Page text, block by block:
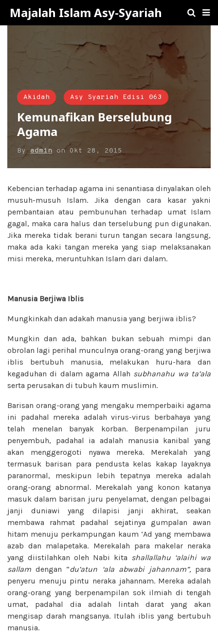
Majalah Islam Asy-Syariah
Akidah Asy Syariah Edisi 063
Kemunafikan Berselubung
Agama
By admin on Okt 28, 2015
Kebencian terhadap agama ini senantiasa dinyalakan oleh
musuh-musuh Islam. Jika dengan cara kasar yakni
pembantaian atau pembunuhan terhadap umat Islam
gagal, maka cara halus dan terselubung pun digunakan.
Jika mereka tidak berani turun tangan secara langsung,
maka ada kaki tangan mereka yang siap melaksanakan
misi mereka, meruntuhkan Islam dari dalam.
Manusia Berjiwa Iblis
Mungkinkah dan adakah manusia yang berjiwa iblis?
Mungkin dan ada, bahkan bukan sebuah mimpi dan
obrolan lagi perihal munculnya orang-orang yang berjiwa
iblis bertubuh manusia, melakukan huru-hara dan
kegaduhan di dalam agama Allah subhanahu wa ta’ala
serta perusakan di tubuh kaum muslimin.
Barisan orang-orang yang mengaku memperbaiki agama
ini padahal mereka adalah virus-virus berbahaya yang
telah menelan banyak korban. Berpenampilan juru
penyembuh, padahal ia adalah manusia kanibal yang
akan menggerogoti nyawa mereka. Merekalah yang
termasuk barisan para pendusta kelas kakap layaknya
paranormal, meskipun lebih tepatnya mereka adalah
orang-orang abnormal. Merekalah yang konon katanya
masuk dalam barisan juru penyelamat, dengan pelbagai
janji duniawi yang dilapisi janji akhirat, seakan
membawa rahmat padahal sejatinya gumpalan awan
hitam menuju perkampungan kaum ‘Ad yang membawa
azab dan malapetaka. Merekalah para makelar neraka
yang diistilahkan oleh Nabi kita shallallahu ‘alaihi wa
sallam dengan “du’atun ‘ala abwabi jahannam”,para
penyeru menuju pintu neraka jahannam. Mereka adalah
orang-orang yang berpenampilan sok ilmiah di tengah
umat, padahal dia adalah lintah darat yang akan
mengisap darah mangsanya. Itulah iblis yang bertubuh
manusia.